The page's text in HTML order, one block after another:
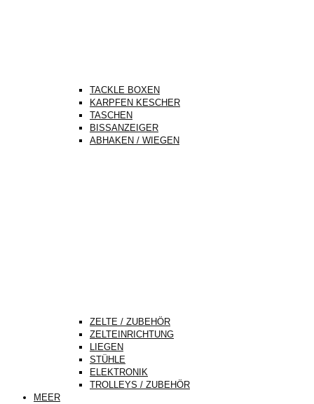
TACKLE BOXEN
KARPFEN KESCHER
TASCHEN
BISSANZEIGER
ABHAKEN / WIEGEN
ZELTE / ZUBEHÖR
ZELTEINRICHTUNG
LIEGEN
STÜHLE
ELEKTRONIK
TROLLEYS / ZUBEHÖR
MEER